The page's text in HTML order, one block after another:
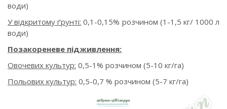
води)
У відкритому ґрунті: 0,1-0,15% розчином (1-1,5 кг/ 1000 л
води)
Позакореневе підживлення:
Овочевих культур: 0,5-1% розчином (5-10 кг/га)
Польових культур: 0,5-0,7 % розчином (5-7 кг/га)